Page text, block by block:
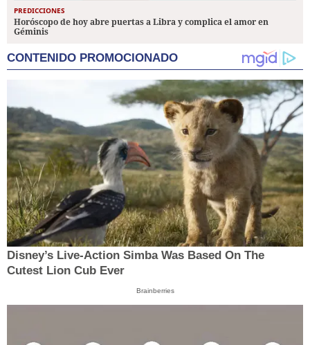
PREDICCIONES
Horóscopo de hoy abre puertas a Libra y complica el amor en
Géminis
CONTENIDO PROMOCIONADO
Disney’s Live-Action Simba Was Based On The
Cutest Lion Cub Ever
Brainberries